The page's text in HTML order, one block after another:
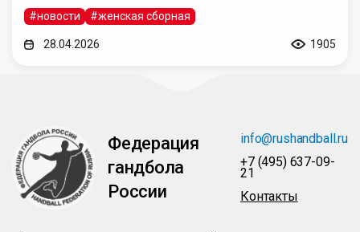
#новости #женская сборная
28.04.2026 1905
Федерация
гандбола
России
info@rushandball.ru
+7 (495) 637-09-
21
Контакты